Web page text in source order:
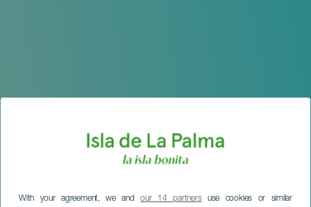
With your agreement, we andour 14 partnersuse cookies or similar